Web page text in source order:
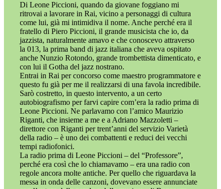
Di Leone Piccioni, quando da giovane foggiano mi
ritrovai a lavorare in Rai, vicino a personaggi di cultura
come lui, già mi intimidiva il nome. Anche perché era il
fratello di Piero Piccioni, il grande musicista che io, da
jazzista, naturalmente amavo e che conoscevo attraverso
la 013, la prima band di jazz italiana che aveva ospitato
anche Nunzio Rotondo, grande trombettista dimenticato, e
con lui il Gotha del jazz nostrano.
Entrai in Rai per concorso come maestro programmatore e
questo fu già per me il realizzarsi di una favola incredibile.
Sarò costretto, in questo intervento, a un certo
autobiografismo per farvi capire com’era la radio prima di
Leone Piccioni. Ne parlavamo con l’amico Maurizio
Riganti, che insieme a me e a Adriano Mazzoletti –
direttore con Riganti per trent’anni del servizio Varietà
della radio – è uno dei combattenti e reduci dei vecchi
tempi radiofonici.
La radio prima di Leone Piccioni – del “Professore”,
perché era così che lo chiamavamo – era una radio con
regole ancora molte antiche. Per quello che riguardava la
messa in onda delle canzoni, dovevano essere annunciate